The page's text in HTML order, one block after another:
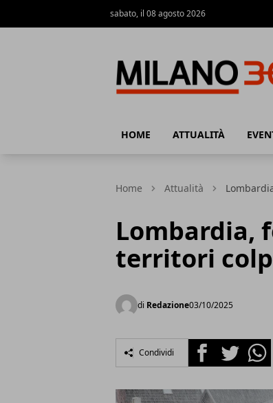
sabato, il 08 agosto 2026
HOME ATTUALITÀ
Home Attualità
Lombardia,
territori
di Redazione03/10/2025
Condividi FacebookTwitter